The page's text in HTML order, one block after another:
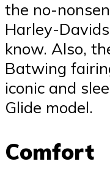
the no-
Harley-
know. Also,
Batwing
iconic and
Glide model.
Comfort